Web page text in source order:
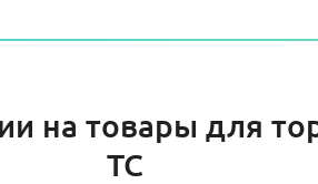
на товары для
ТС